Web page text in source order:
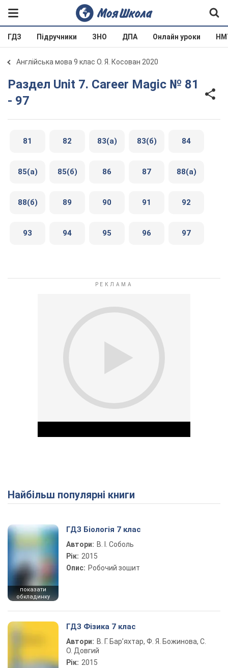
ГДЗ Підручники ЗНО ДПА Онлайн уроки
Англійська мова 9 клас О. Я. Косован 2020
Раздел Unit 7. Career Magic № 81
- 97
81 82 83(а) 83(б) 84
85(а) 85(б) 86 87 88(а)
88(б) 89 90 91 92
93 94 95 96 97
Play Video
Найбільш популярні книги
показати
обкладинку
ГДЗ Біологія 7 клас
Автори: В. І. Соболь
Рік: 2015
Опис: Робочий зошит
ГДЗ Фізика 7 клас
Автори: В. Г. Бар’яхтар, Ф. Я. Божинова, С.
О. Довгий
Рік: 2015